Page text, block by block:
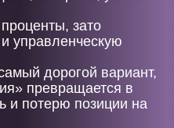
зато
управленческую
дорогой вариант,
превращается в
и потерю позиции на